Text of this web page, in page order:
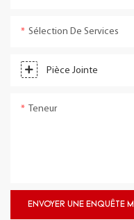
Sélection De Services
Pièce Jointe
Teneur
ENVOYER UNE ENQUÊTE